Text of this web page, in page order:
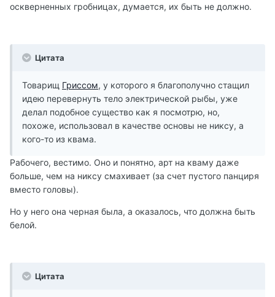
оскверненных гробницах, думается, их быть не должно.
Цитата
Товарищ Гриссом, у которого я благополучно стащил
идею перевернуть тело электрической рыбы, уже
делал подобное существо как я посмотрю, но,
похоже, использовал в качестве основы не никсу, а
кого-то из квама.
Рабочего, вестимо. Оно и понятно, арт на кваму даже
больше, чем на никсу смахивает (за счет пустого панциря
вместо головы).
Но у него она черная была, а оказалось, что должна быть
белой.
Цитата